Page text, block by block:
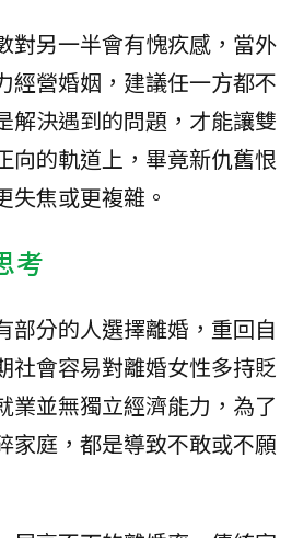
對另一半會有愧疚感，當外
經營婚姻，建議任一方都不
解決遇到的問題，才能讓雙
向的軌道上，畢竟新仇舊恨
失焦或更複雜。
考
部分的人選擇離婚，重回自
社會容易對離婚女性多持貶
業並無獨立經濟能力，為了
家庭，都是導致不敢或不願